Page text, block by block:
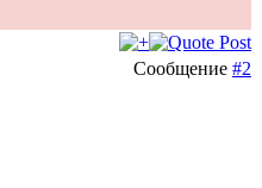
Сообщение #2